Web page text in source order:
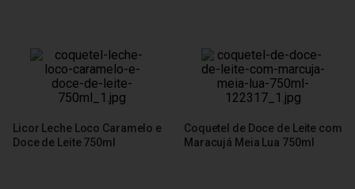
Licor Leche Loco Caramelo e
Doce de Leite 750ml
Coquetel de Doce de Leite com
Maracujá Meia Lua 750ml